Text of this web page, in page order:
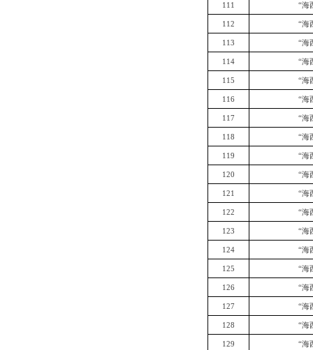
111 “海
112 “海
113 “海
114 “海
115 “海
116 “海
117 “海
118 “海
119 “海
120 “海
121 “海
122 “海
123 “海
124 “海
125 “海
126 “海
127 “海
128 “海
129 “海